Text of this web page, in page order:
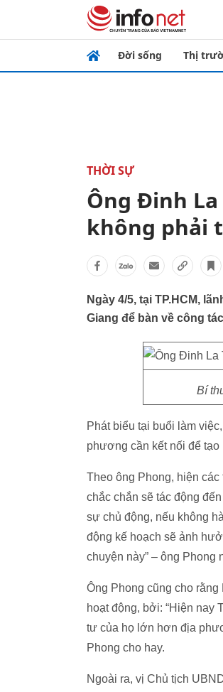
Đời sống Thị
THỜI SỰ
Ông Đinh
không phải
Ngày 4/5, tại TP.HCM,
Giang để bàn về công
Bí
Phát biểu tại buổi làm
phương cần kết nối để
Theo ông Phong, hiện
chắc chắn sẽ tác động
sự chủ động, nếu không
động kế hoạch sẽ ảnh
chuyện này” – ông Phong
Ông Phong cũng cho
hoạt động, bởi: “Hiện nay
tư của họ lớn hơn địa
Phong cho hay.
Ngoài ra, vị Chủ tịch